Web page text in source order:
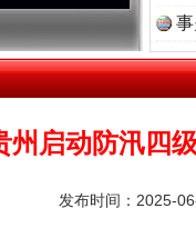
州启动防汛四
发布时间：2025-
“炒上天”